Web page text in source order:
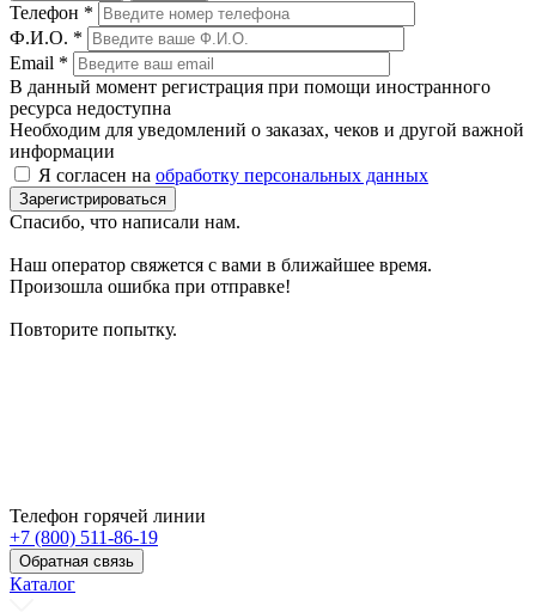
Телефон *
Ф.И.О. *
Email *
В данный момент регистрация при помощи иностранного
ресурса недоступна
Необходим для уведомлений о заказах, чеков и другой важной
информации
Я согласен на обработку персональных данных
Зарегистрироваться
Спасибо, что написали нам.
Наш оператор свяжется с вами в ближайшее время.
Произошла ошибка при отправке!
Повторите попытку.
Телефон горячей линии
+7 (800) 511-86-19
Обратная связь
Каталог